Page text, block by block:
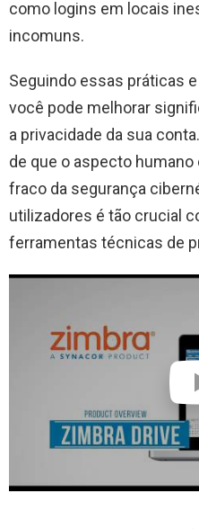
como logins em locais
incomuns.
Seguindo essas práticas
você pode melhorar
a privacidade da sua conta.
de que o aspecto
fraco da segurança
utilizadores é tão crucial
ferramentas técnicas de